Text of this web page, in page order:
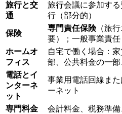
旅行と交
通
旅行会議に参加す
行（部分的）
保険
専門責任保険（旅
要）；一般事業責任
ホームオ
フィス
自宅で働く場合：
部、公共料金の一
電話とイ
ンターネ
ット
事業用電話回線ま
ーネット
専門料金 会計料金、税務準